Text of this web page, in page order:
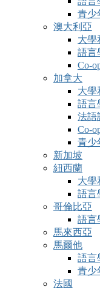
青少
澳大利亞
大學
語言
Co-
加拿大
大學
語言
法語
Co-
青少
新加坡
紐西蘭
大學
語言
哥倫比亞
語言
馬來西亞
馬爾他
語言
青少
法國